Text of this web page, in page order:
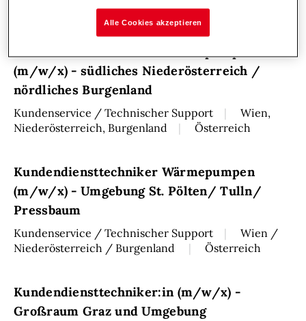
Salzburg - Mondsee
Österreich
(m/w/x) - südliches Niederösterreich /
nördliches Burgenland
Kundenservice / Technischer Support
Wien,
Niederösterreich, Burgenland
Österreich
Kundendiensttechniker Wärmepumpen
(m/w/x) - Umgebung St. Pölten/ Tulln/
Pressbaum
Kundenservice / Technischer Support
Wien /
Niederösterreich / Burgenland
Österreich
Kundendiensttechniker:in (m/w/x) -
Großraum Graz und Umgebung
Alle Cookies akzeptieren